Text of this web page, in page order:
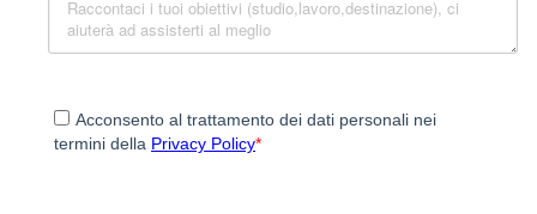
Acconsento al trattamento dei dati personali nei
termini della Privacy Policy*